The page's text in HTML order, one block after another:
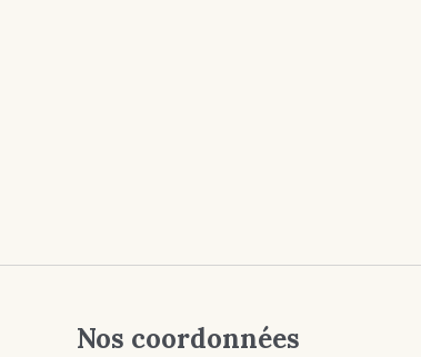
Nos coordonnées